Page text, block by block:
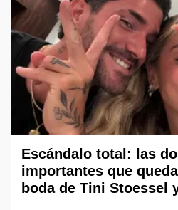
Escándalo total: las
importantes que
boda de Tini Stoessel